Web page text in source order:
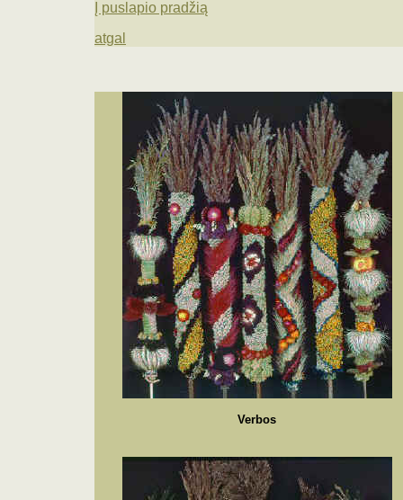
Į puslapio pradžią
atgal
Verbos